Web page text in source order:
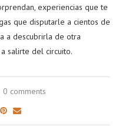
experiencias que te
que disputarle a cientos de
a descubrirla de otra
salirte del circuito.
0 comments